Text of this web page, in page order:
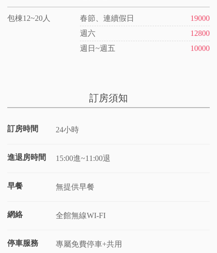
包棟12~20人 春節、連續假日
19000
週六
12800
週日~週五
10000
訂房須知
訂房時間 24小時
進退房時間 15:00進~11:00退
早餐 無提供早餐
網絡 全館無線WI-FI
停車服務 專屬免費停車+共用